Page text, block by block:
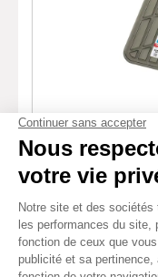
Tapis de sol
-